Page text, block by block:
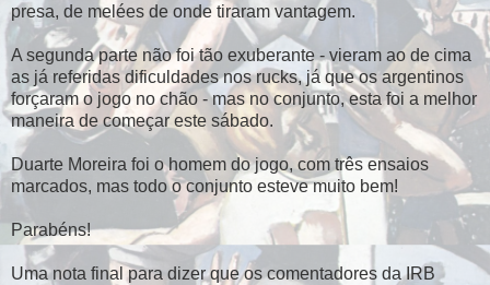
presa, de melées de onde tiraram vantagem.
A segunda parte não foi tão exuberante - vieram ao de cima
as já referidas dificuldades nos rucks, já que os argentinos
forçaram o jogo no chão - mas no conjunto, esta foi a melhor
maneira de começar este sábado.
Duarte Moreira foi o homem do jogo, com três ensaios
marcados, mas todo o conjunto esteve muito bem!
Parabéns!
Uma nota final para dizer que os comentadores da IRB